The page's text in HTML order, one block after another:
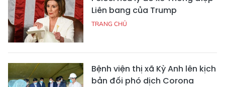
Liên bang của Trump
TRANG CHỦ
Bệnh viện thị xã Kỳ Anh lên kịch
bản đối phó dịch Corona